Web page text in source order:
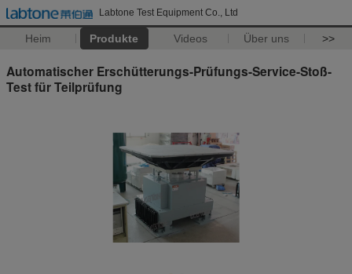
Labtone Test Equipment Co., Ltd
Heim Produkte Videos Über uns >>
Automatischer Erschütterungs-Prüfungs-Service-Stoß-
Test für Teilprüfung